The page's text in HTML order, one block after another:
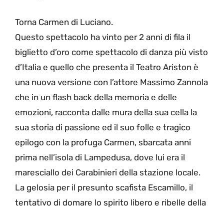
Torna Carmen di Luciano.
Questo spettacolo ha vinto per 2 anni di fila il
biglietto d’oro come spettacolo di danza più visto
d’Italia e quello che presenta il Teatro Ariston è
una nuova versione con l’attore Massimo Zannola
che in un flash back della memoria e delle
emozioni, racconta dalle mura della sua cella la
sua storia di passione ed il suo folle e tragico
epilogo con la profuga Carmen, sbarcata anni
prima nell’isola di Lampedusa, dove lui era il
maresciallo dei Carabinieri della stazione locale.
La gelosia per il presunto scafista Escamillo, il
tentativo di domare lo spirito libero e ribelle della